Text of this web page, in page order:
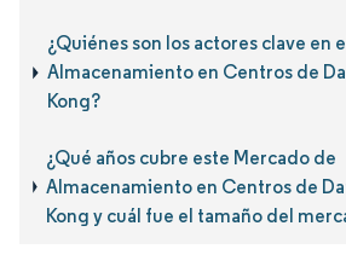
¿Quiénes son los actores clave en
Almacenamiento en Centros de
Kong?
¿Qué años cubre este Mercado de
Almacenamiento en Centros de
Kong y cuál fue el tamaño del